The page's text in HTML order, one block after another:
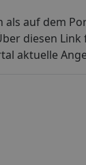
als auf dem
diesen Link
aktuelle